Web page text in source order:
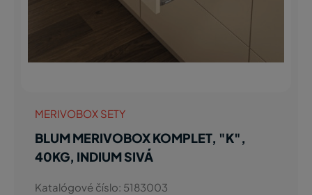
MERIVOBOX SETY
BLUM MERIVOBOX KOMPLET, "K",
40KG, INDIUM SIVÁ
Katalógové číslo: 5183003